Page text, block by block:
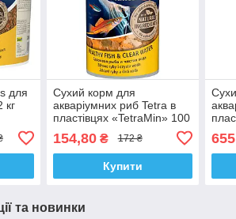
для
кг
Сухий корм для
акваріумних риб Tetra в
пластівцях «TetraMin» 100
мл (для всіх акваріумних
риб)
154,80₴ 172 ₴
Купити
риб)
та новинки